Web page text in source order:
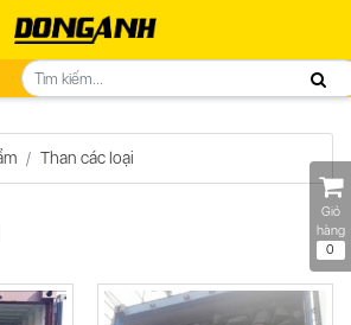
Giỏ
hàng
0
Than các loại